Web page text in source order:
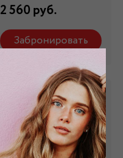
2 560 руб.
Забронировать